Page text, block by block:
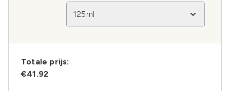
125ml
Totale prijs:
€41.92